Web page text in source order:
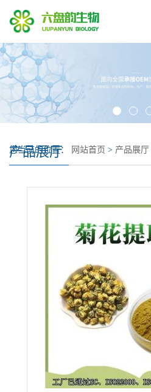
产品展厅
您当前的位置： 网站首页 > 产品展厅